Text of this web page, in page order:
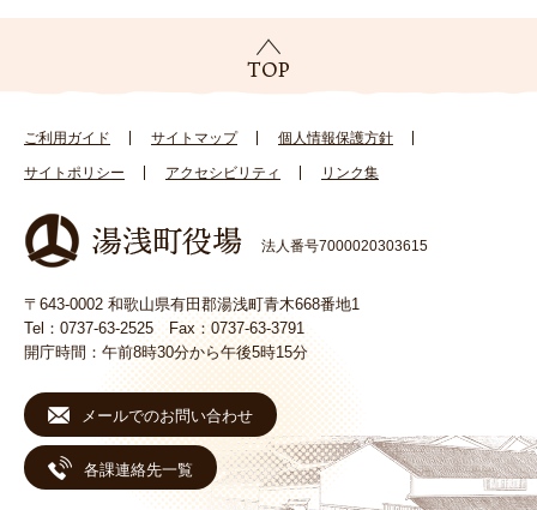
ご利用ガイド サイトマップ 個人情報保護方針
サイトポリシー アクセシビリティ リンク集
法人番号7000020303615
〒643-0002 和歌山県有田郡湯浅町青木668番地1
Tel：0737-63-2525 Fax：0737-63-3791
開庁時間：午前8時30分から午後5時15分
メールでのお問い合わせ
各課連絡先一覧